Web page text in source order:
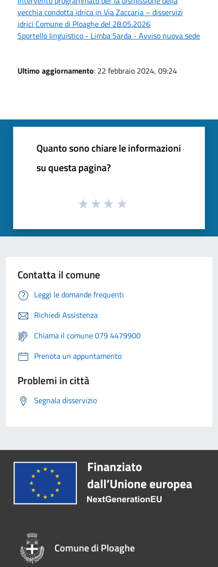
vecchia condotta idrica in Via Zaccaria – disservizi
idrici Comune di Ploaghe del 28.05.2026
Sportello linguistico - Limba Sarda - Avviso nuova sede
Ultimo aggiornamento: 22 febbraio 2024, 09:24
Quanto sono chiare le informazioni
su questa pagina?
Contatta il comune
Leggi le domande frequenti
Richiedi Assistenza
Chiama il comune 079 4479900
Prenota un appuntamento
Problemi in città
Segnala disservizio
Comune di Ploaghe